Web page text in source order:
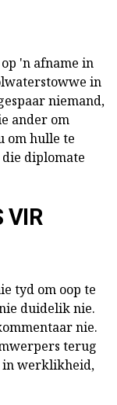
'n afname in
in
niemand,
ander om
om hulle te
diplomate
VIR
tyd om oop te
duidelik nie.
nie.
terug
in werklikheid,